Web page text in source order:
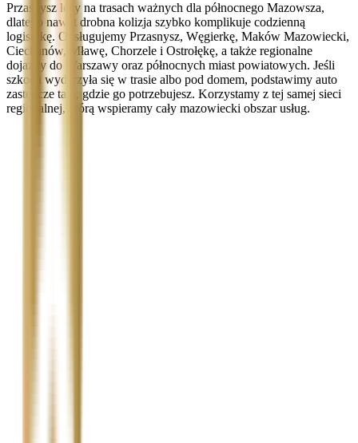
Przasnysz leży na trasach ważnych dla północnego Mazowsza,
dlatego nawet drobna kolizja szybko komplikuje codzienną
logistykę. Obsługujemy Przasnysz, Węgierkę, Maków Mazowiecki,
Ciechanów, Mławę, Chorzele i Ostrołękę, a także regionalne
dojazdy do Warszawy oraz północnych miast powiatowych. Jeśli
szkoda wydarzyła się w trasie albo pod domem, podstawimy auto
zastępcze tam, gdzie go potrzebujesz. Korzystamy z tej samej sieci
regionalnej, którą wspieramy cały mazowiecki obszar usług.